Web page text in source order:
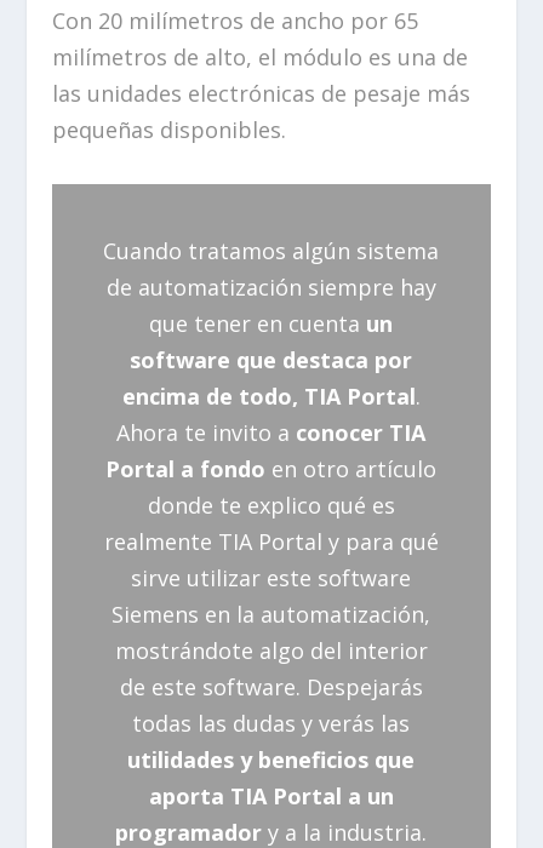
Con 20 milímetros de ancho por 65
milímetros de alto, el módulo es una de
las unidades electrónicas de pesaje más
pequeñas disponibles.
Cuando tratamos algún sistema
de automatización siempre hay
que tener en cuenta un
software que destaca por
encima de todo, TIA Portal.
Ahora te invito a conocer TIA
Portal a fondo en otro artículo
donde te explico qué es
realmente TIA Portal y para qué
sirve utilizar este software
Siemens en la automatización,
mostrándote algo del interior
de este software. Despejarás
todas las dudas y verás las
utilidades y beneficios que
aporta TIA Portal a un
programador y a la industria.